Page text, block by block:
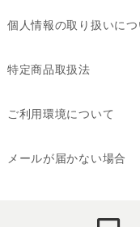
個人情報の取り扱いにつ
特定商品取扱法
ご利用環境について
メールが届かない場合